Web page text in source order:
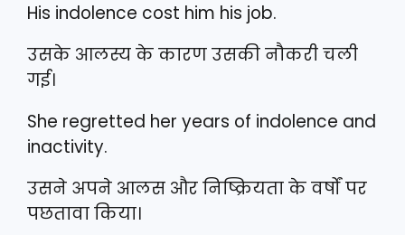
His indolence cost him his job.
उसके आलस्य के कारण उसकी नौकरी चली
गई।
She regretted her years of indolence and
inactivity.
उसने अपने आलस और निष्क्रियता के वर्षों पर
पछतावा किया।